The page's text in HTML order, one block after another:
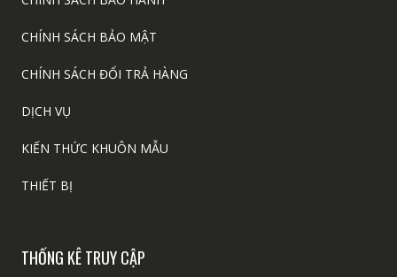
CHÍNH SÁCH BẢO MẬT
CHÍNH SÁCH ĐỔI TRẢ HÀNG
DỊCH VỤ
KIẾN THỨC KHUÔN MẪU
THIẾT BỊ
THỐNG KÊ TRUY CẬP